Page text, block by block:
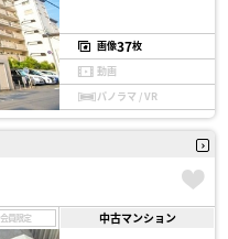
画像37枚
動画
パノラマ / VR
会員限定 中古マンション